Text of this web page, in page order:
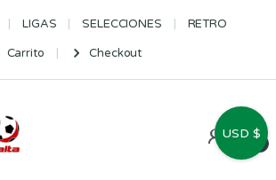
LIGAS SELECCIONES RETRO
Carrito Checkout
0
USD $